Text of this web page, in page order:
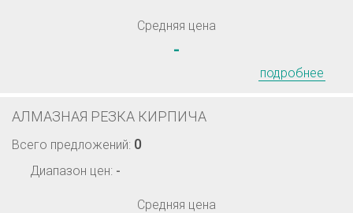
Средняя цена
-
подробнее
АЛМАЗНАЯ РЕЗКА КИРПИЧА
Всего предложений: 0
Диапазон цен: -
Средняя цена